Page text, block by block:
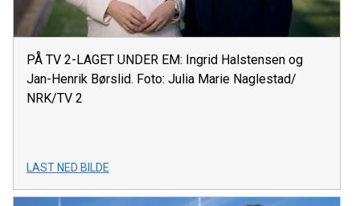
PÅ TV 2-LAGET UNDER EM: Ingrid Halstensen og
Jan-Henrik Børslid. Foto: Julia Marie Naglestad/
NRK/TV 2
LAST NED BILDE